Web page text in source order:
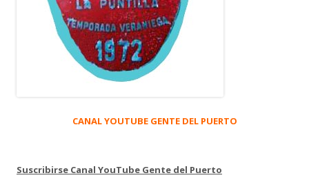
CANAL YOUTUBE GENTE DEL PUERTO
Suscribirse Canal YouTube Gente del Puerto